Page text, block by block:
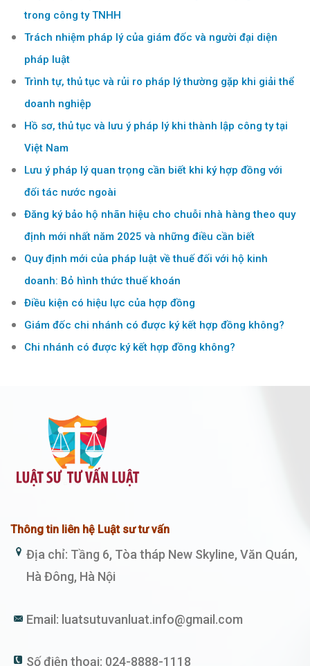
trong công ty TNHH
Trách nhiệm pháp lý của giám đốc và người đại diện
pháp luật
Trình tự, thủ tục và rủi ro pháp lý thường gặp khi giải thể
doanh nghiệp
Hồ sơ, thủ tục và lưu ý pháp lý khi thành lập công ty tại
Việt Nam
Lưu ý pháp lý quan trọng cần biết khi ký hợp đồng với
đối tác nước ngoài
Đăng ký bảo hộ nhãn hiệu cho chuỗi nhà hàng theo quy
định mới nhất năm 2025 và những điều cần biết
Quy định mới của pháp luật về thuế đối với hộ kinh
doanh: Bỏ hình thức thuế khoán
Điều kiện có hiệu lực của hợp đồng
Giám đốc chi nhánh có được ký kết hợp đồng không?
Chi nhánh có được ký kết hợp đồng không?
Thông tin liên hệ Luật sư tư vấn
Địa chỉ: Tầng 6, Tòa tháp New Skyline, Văn Quán,
Hà Đông, Hà Nội
Email: luatsutuvanluat.info@gmail.com
Số điện thoại: 024-8888-1118